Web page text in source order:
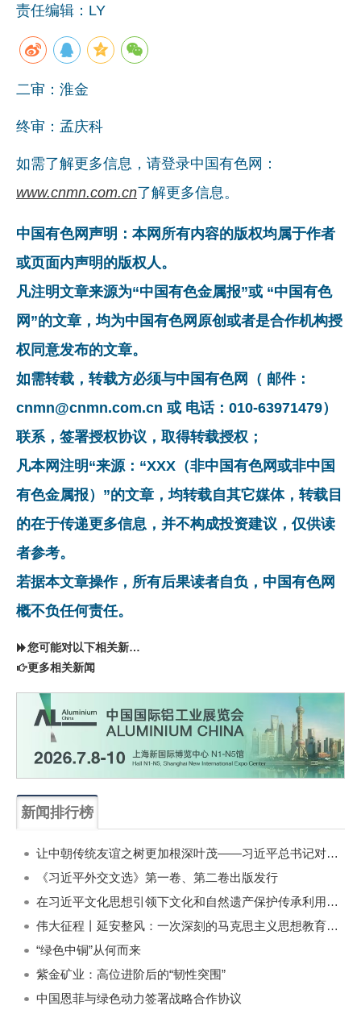
责任编辑：LY
二审：淮金
终审：孟庆科
如需了解更多信息，请登录中国有色网：
www.cnmn.com.cn了解更多信息。
中国有色网声明：本网所有内容的版权均属于作者
或页面内声明的版权人。
凡注明文章来源为“中国有色金属报”或 “中国有色
网”的文章，均为中国有色网原创或者是合作机构授
权同意发布的文章。
如需转载，转载方必须与中国有色网（ 邮件：
cnmn@cnmn.com.cn 或 电话：010-63971479）
联系，签署授权协议，取得转载授权；
凡本网注明“来源：“XXX（非中国有色网或非中国
有色金属报）”的文章，均转载自其它媒体，转载目
的在于传递更多信息，并不构成投资建议，仅供读
者参考。
若据本文章操作，所有后果读者自负，中国有色网
概不负任何责任。
您可能对以下相关新闻同样感兴趣
更多相关新闻
新闻排行榜
让中朝传统友谊之树更加根深叶茂——习近平总书记对朝鲜进行国事访问纪实
《习近平外交文选》第一卷、第二卷出版发行
在习近平文化思想引领下文化和自然遗产保护传承利用工作开创新局面
伟大征程丨延安整风：一次深刻的马克思主义思想教育运动
“绿色中铜”从何而来
紫金矿业：高位进阶后的“韧性突围”
中国恩菲与绿色动力签署战略合作协议